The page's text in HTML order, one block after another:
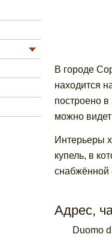
В городе
находится
построено
можно
Интерьеры
купель, в
снабжённой
Адрес,
Duomo